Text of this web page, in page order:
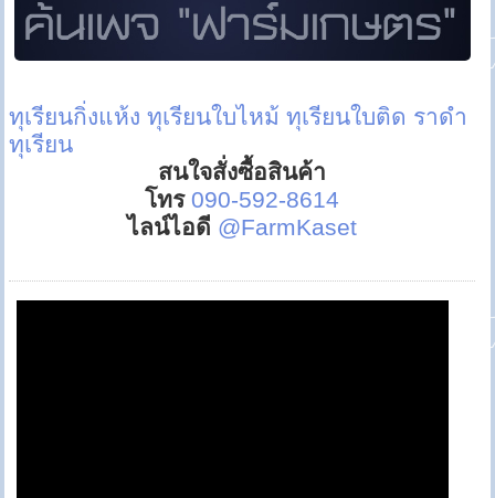
ทุเรียนกิ่งแห้ง ทุเรียนใบไหม้ ทุเรียนใบติด ราดำ
ทุเรียน
สนใจสั่งซื้อสินค้า
โทร 090-592-8614
ไลน์ไอดี @FarmKaset